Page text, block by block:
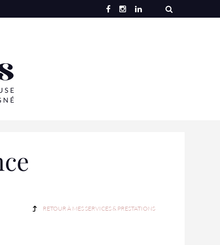
RETOUR À MES SERVICES & PRESTATIONS